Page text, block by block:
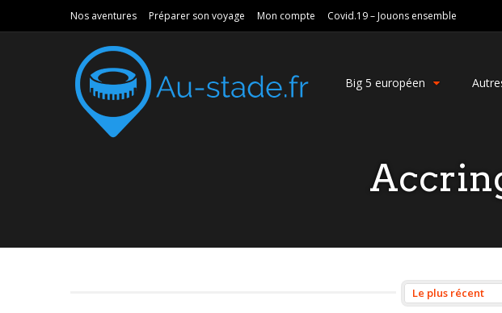
Nos aventures Préparer son voyage Mon compte Covid.19 – Jouons ensemble
Big 5 européen